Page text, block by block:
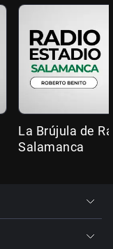
La Brújula de
Salamanca